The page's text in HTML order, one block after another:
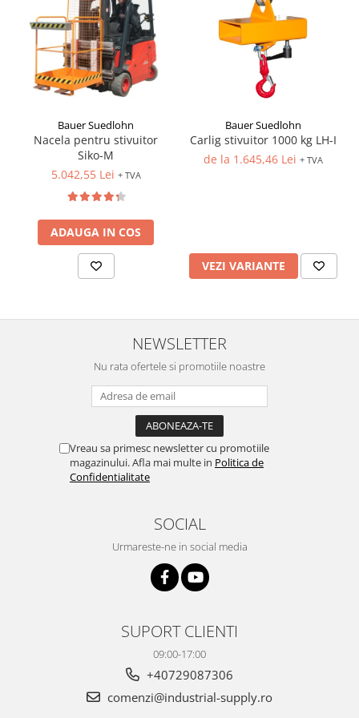
Bauer Suedlohn
Nacela pentru stivuitor
Siko-M
5.042,55 Lei + TVA
ADAUGA IN COS
Bauer Suedlohn
Carlig stivuitor 1000 kg LH-I
de la 1.645,46 Lei + TVA
VEZI VARIANTE
NEWSLETTER
Nu rata ofertele si promotiile noastre
Vreau sa primesc newsletter cu promotiile
magazinului. Afla mai multe in Politica de
Confidentialitate
SOCIAL
Urmareste-ne in social media
SUPORT CLIENTI
09:00-17:00
+40729087306
comenzi@industrial-supply.ro